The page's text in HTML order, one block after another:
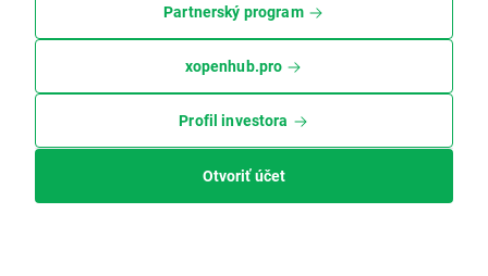
Partnerský program
xopenhub.pro
Profil investora
Otvoriť účet